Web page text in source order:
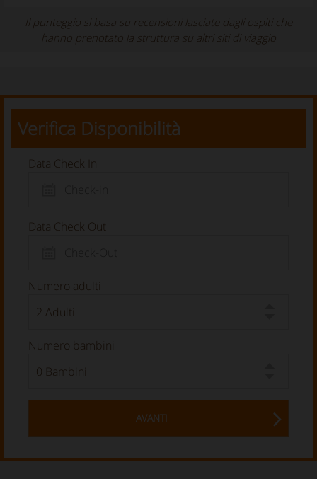
Il punteggio si basa su recensioni lasciate dagli ospiti che
hanno prenotato la struttura su altri siti di viaggio
Verifica Disponibilità
Data Check In
Data Check Out
Numero adulti
Numero bambini
AVANTI